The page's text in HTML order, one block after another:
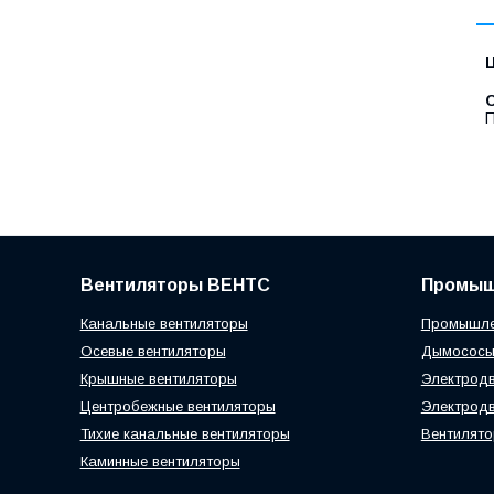
Вентиляторы ВЕНТС
Канальные вентиляторы
Осевые вентиляторы
Крышные вентиляторы
Центробежные вентиляторы
Тихие канальные вентиляторы
Каминные вентиляторы
Дымососы